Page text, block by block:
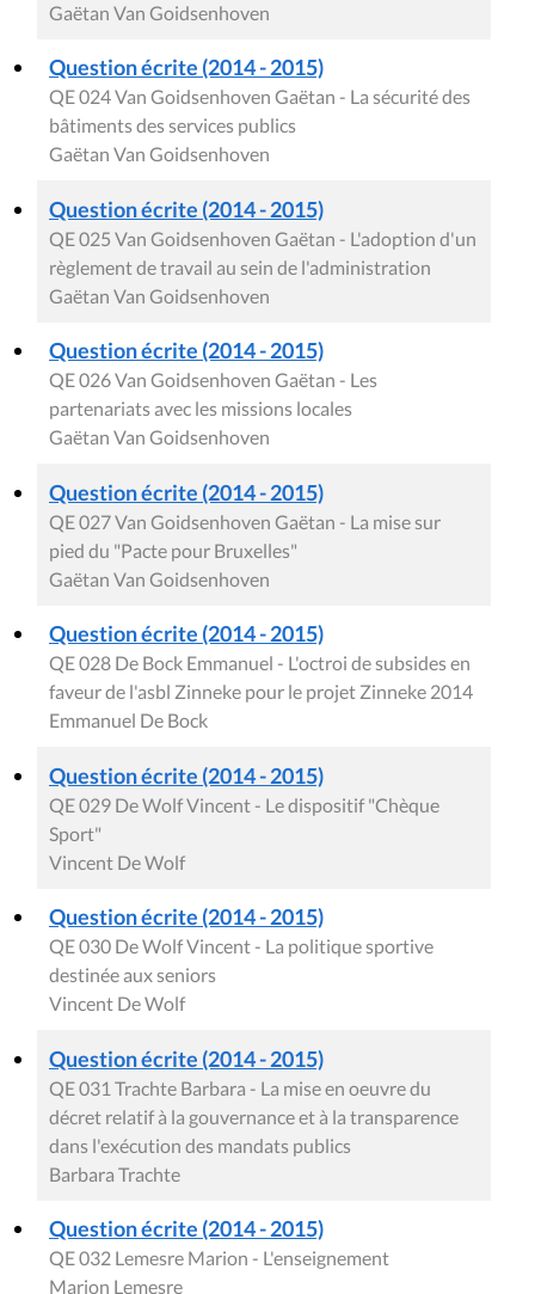
Gaëtan Van Goidsenhoven
Question écrite (2014 - 2015)
QE 024 Van Goidsenhoven Gaëtan - La sécurité des
bâtiments des services publics
Gaëtan Van Goidsenhoven
Question écrite (2014 - 2015)
QE 025 Van Goidsenhoven Gaëtan - L'adoption d'un
règlement de travail au sein de l'administration
Gaëtan Van Goidsenhoven
Question écrite (2014 - 2015)
QE 026 Van Goidsenhoven Gaëtan - Les
partenariats avec les missions locales
Gaëtan Van Goidsenhoven
Question écrite (2014 - 2015)
QE 027 Van Goidsenhoven Gaëtan - La mise sur
pied du "Pacte pour Bruxelles"
Gaëtan Van Goidsenhoven
Question écrite (2014 - 2015)
QE 028 De Bock Emmanuel - L'octroi de subsides en
faveur de l'asbl Zinneke pour le projet Zinneke 2014
Emmanuel De Bock
Question écrite (2014 - 2015)
QE 029 De Wolf Vincent - Le dispositif "Chèque
Sport"
Vincent De Wolf
Question écrite (2014 - 2015)
QE 030 De Wolf Vincent - La politique sportive
destinée aux seniors
Vincent De Wolf
Question écrite (2014 - 2015)
QE 031 Trachte Barbara - La mise en oeuvre du
décret relatif à la gouvernance et à la transparence
dans l'exécution des mandats publics
Barbara Trachte
Question écrite (2014 - 2015)
QE 032 Lemesre Marion - L'enseignement
Marion Lemesre